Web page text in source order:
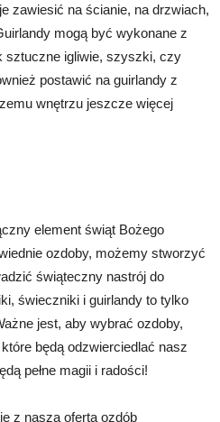
zawiesić na ścianie, na drzwiach,
mogą być wykonane z
sztuczne igliwie, szyszki, czy
postawić na guirlandy z
wnętrzu jeszcze więcej
element świąt Bożego
ozdoby, możemy stworzyć
świąteczny nastrój do
świeczniki i guirlandy to tylko
jest, aby wybrać ozdoby,
będą odzwierciedlać nasz
pełne magii i radości!
z naszą ofertą ozdób